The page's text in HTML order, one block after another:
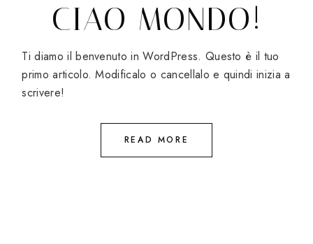
CIAO MONDO!
Ti diamo il benvenuto in WordPress. Questo è il tuo
primo articolo. Modificalo o cancellalo e quindi inizia a
scrivere!
READ MORE